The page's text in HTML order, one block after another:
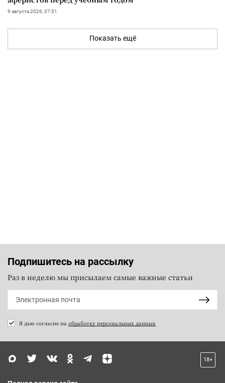
9 августа 2026, 07:31
Показать ещё
Подпишитесь на рассылку
Раз в неделю мы присылаем самые важные статьи
Я даю согласие на обработку персональных данных
18+